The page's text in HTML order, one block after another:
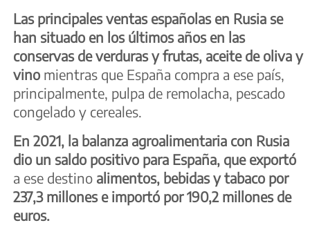
Las principales ventas españolas en Rusia se
han situado en los últimos años en las
conservas de verduras y frutas, aceite de oliva y
vino mientras que España compra a ese país,
principalmente, pulpa de remolacha, pescado
congelado y cereales.
En 2021, la balanza agroalimentaria con Rusia
dio un saldo positivo para España, que exportó
a ese destino alimentos, bebidas y tabaco por
237,3 millones e importó por 190,2 millones de
euros.